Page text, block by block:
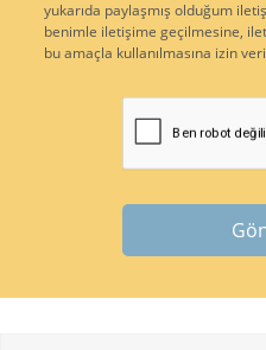
yukarıda paylaşmış olduğum
benimle iletişime geçilmesine,
bu amaçla kullanılmasına izin